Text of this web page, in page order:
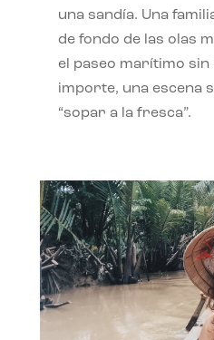
una sandía. Una
de fondo de las olas
el paseo marítimo sin
importe, una escena
“sopar a la fresca”.